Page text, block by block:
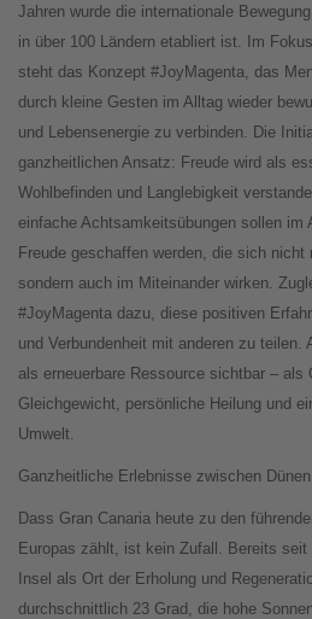
Jahren wurde die internationale
in über 100 Ländern etabliert ist. Im
steht das Konzept #JoyMagenta, das
durch kleine Gesten im Alltag wieder
und Lebensenergie zu verbinden. Die
ganzheitlichen Ansatz: Freude wird als
Wohlbefinden und Langlebigkeit
einfache Achtsamkeitsübungen sollen im
Freude geschaffen werden, die sich nicht
sondern auch im Miteinander wirken.
#JoyMagenta dazu, diese positiven
und Verbundenheit mit anderen zu teilen.
als erneuerbare Ressource sichtbar – als
Gleichgewicht, persönliche Heilung und
Umwelt.
Ganzheitliche Erlebnisse zwischen
Dass Gran Canaria heute zu den
Europas zählt, ist kein Zufall. Bereits
Insel als Ort der Erholung und
durchschnittlich 23 Grad, die hohe